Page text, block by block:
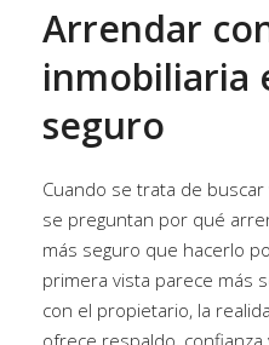
Arrendar
inmobiliaria
seguro
Cuando se trata de
se preguntan por qué
más seguro que hacerlo
primera vista parece más
con el propietario, la